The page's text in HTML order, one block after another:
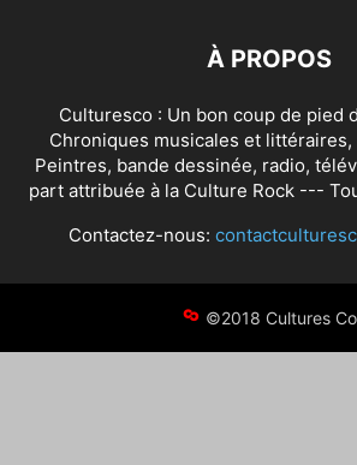
À PROPOS
Culturesco : Un bon coup de pied
Chroniques musicales et littéraires,
Peintres, bande dessinée, radio,
part attribuée à la Culture Rock ---
Contactez-nous:
©2018 Cultures Co